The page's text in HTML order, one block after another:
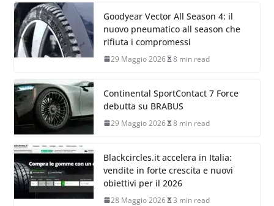
Goodyear Vector All Season 4: il
nuovo pneumatico all season che
rifiuta i compromessi
29 Maggio 2026 8 min read
Continental SportContact 7 Force
debutta su BRABUS
29 Maggio 2026 8 min read
Blackcircles.it accelera in Italia:
vendite in forte crescita e nuovi
obiettivi per il 2026
28 Maggio 2026 3 min read